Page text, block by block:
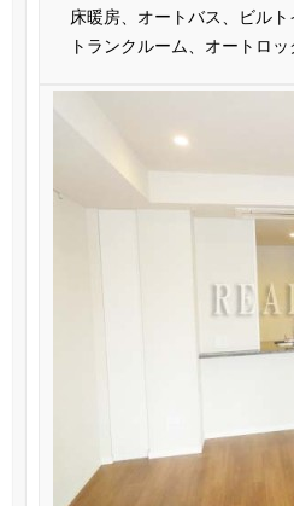
床暖房、オートバス、ビルト
トランクルーム、オートロッ